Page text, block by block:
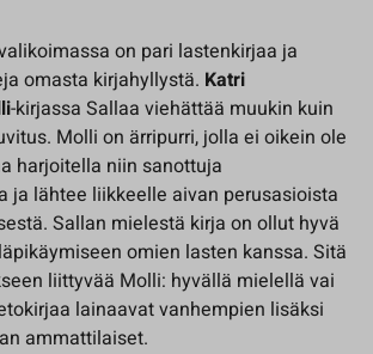
on pari lastenkirjaa ja
omasta kirjahyllystä. Katri
-kirjassa Sallaa viehättää muukin kuin
Molli on ärripurri, jolla ei oikein ole
harjoitella niin sanottuja
ja lähtee liikkeelle aivan perusasioista
Sallan mielestä kirja on ollut hyvä
omien lasten kanssa. Sitä
liittyvää Molli: hyvällä mielellä vai
lainaavat vanhempien lisäksi
ammattilaiset.